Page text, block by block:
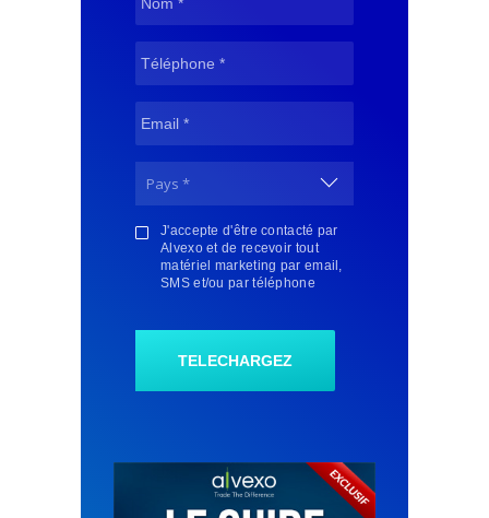
J'accepte d'être contacté par
Alvexo et de recevoir tout
matériel marketing par email,
SMS et/ou par téléphone